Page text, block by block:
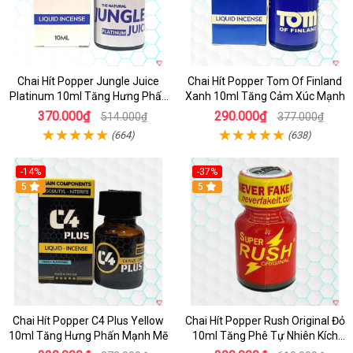
Chai Hít Popper Jungle Juice
Platinum 10ml Tăng Hưng Phấn
Mạnh
370.000₫ 514.000₫
(664)
Chai Hít Popper Tom Of Finland
Xanh 10ml Tăng Cảm Xúc Mạnh
290.000₫ 377.000₫
(638)
-14%
5
Chai Hít Popper C4 Plus Yellow
10ml Tăng Hưng Phấn Mạnh Mẽ
-37%
5
Chai Hít Popper Rush Original Đỏ
10ml Tăng Phê Tự Nhiên Kích